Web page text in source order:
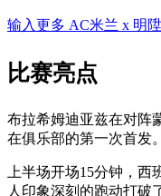
输入更多 AC米兰 x 明
比赛亮点
布拉希姆迪亚兹在对阵
在俱乐部的第一次首发
上半场开场15分钟，
人印象深刻的跑动打破